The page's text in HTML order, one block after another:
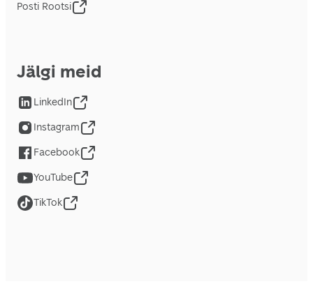
Posti Rootsi
Jälgi meid
LinkedIn
Instagram
Facebook
YouTube
TikTok